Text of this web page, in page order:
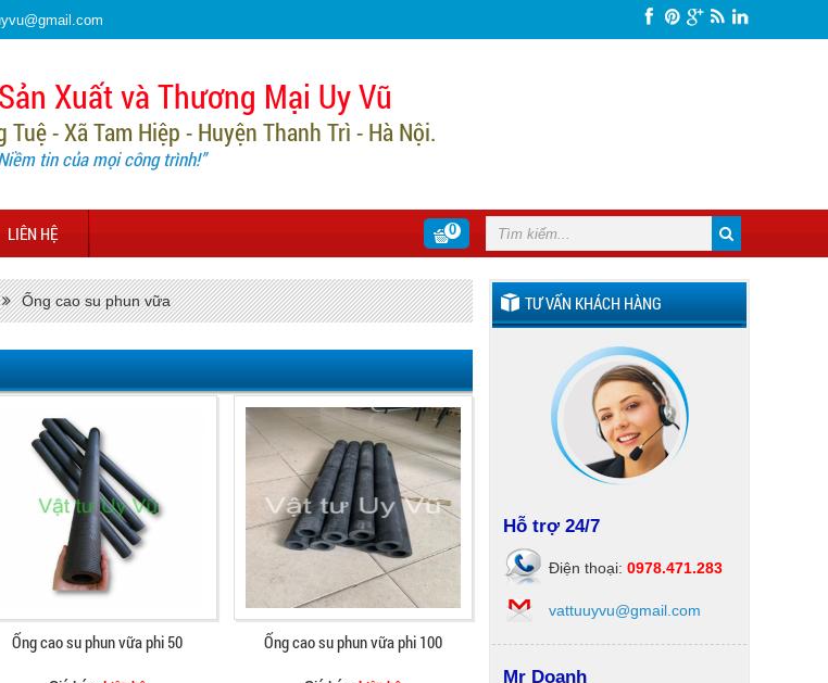
Xuất và Thương Mại Uy Vũ
- Xã Tam Hiệp - Huyện Thanh Trì - Hà Nội.
tin của mọi công trình!”
LIÊN HỆ 0
Ống cao su phun vữa
Ống cao su phun vữa phi 50 Ống cao su phun vữa phi 100
TƯ VẤN KHÁCH HÀNG
Hỗ trợ 24/7
Điện thoại: 0978.471.283
vattuuyvu@gmail.com
Mr Doanh